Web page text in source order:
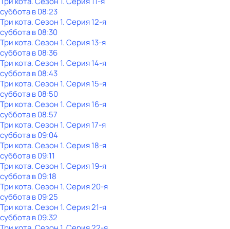
субботав08:23
Три кота. Сезон 1. Серия 12-я
субботав08:30
Три кота. Сезон 1. Серия 13-я
субботав08:36
Три кота. Сезон 1. Серия 14-я
субботав08:43
Три кота. Сезон 1. Серия 15-я
субботав08:50
Три кота. Сезон 1. Серия 16-я
субботав08:57
Три кота. Сезон 1. Серия 17-я
субботав09:04
Три кота. Сезон 1. Серия 18-я
субботав09:11
Три кота. Сезон 1. Серия 19-я
субботав09:18
Три кота. Сезон 1. Серия 20-я
субботав09:25
Три кота. Сезон 1. Серия 21-я
субботав09:32